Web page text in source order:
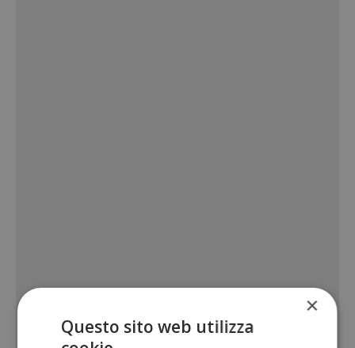
×
Questo sito web utilizza